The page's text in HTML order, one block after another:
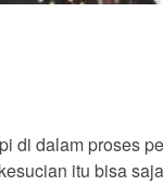
di dalam proses
itu bisa